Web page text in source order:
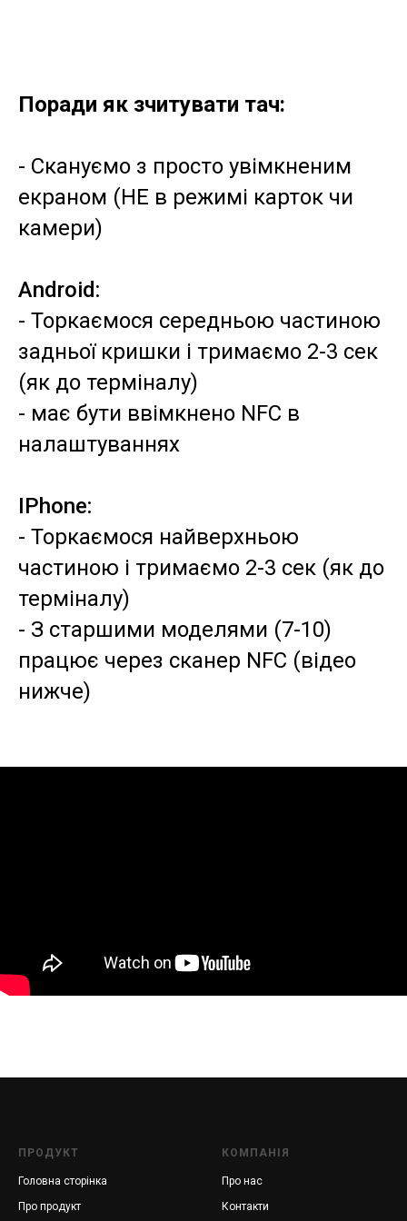
Поради як зчитувати тач:
- Скануємо з просто увімкненим
екраном (НЕ в режимі карток чи
камери)
Android:
- Торкаємося середньою частиною
задньої кришки і тримаємо 2-3 сек
(як до терміналу)
- має бути ввімкнено NFC в
налаштуваннях
IPhone:
- Торкаємося найверхньою
частиною і тримаємо 2-3 сек (як до
терміналу)
- З старшими моделями (7-10)
працює через сканер NFC (відео
нижче)
ПРОДУКТ
Головна сторінка
Про продукт
КОМПАНІЯ
Про нас
Контакти